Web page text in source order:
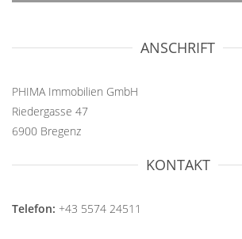
ANSCHRIFT
PHIMA Immobilien GmbH
Riedergasse 47
6900 Bregenz
KONTAKT
Telefon: +43 5574 24511